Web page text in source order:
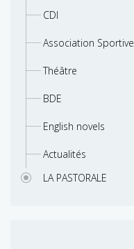
CDI
Association Sportive
Théâtre
BDE
English novels
Actualités
LA PASTORALE